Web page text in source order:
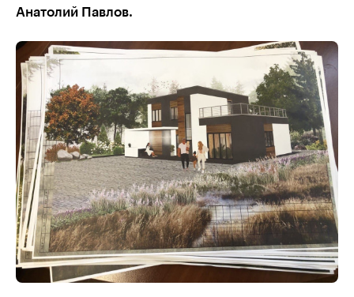
Анатолий Павлов.